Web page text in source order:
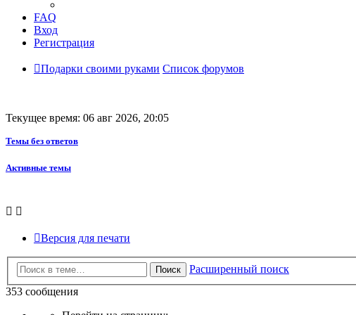
FAQ
Вход
Регистрация
Подарки своими руками Список форумов
Текущее время: 06 авг 2026, 20:05
Темы без ответов
Активные темы
Версия для печати
Поиск
Расширенный поиск
353 сообщения